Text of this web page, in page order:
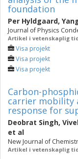
foundation
Per Hyldgaard,
Journal of Physics
Artikel i vetenskaplig
Visa projekt
Visa projekt
Visa projekt
Carbon-
carrier mobility
response for
Deobrat Singh,
et al
New Journal of
Artikel i vetenskaplig